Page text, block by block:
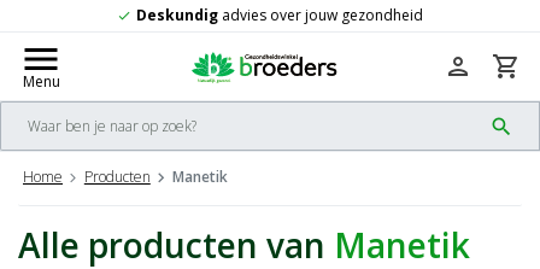
check Deskundig advies over jouw gezondheid
menu
Menu
search
person shopping_cart
Home Producten Manetik
Alle producten van Manetik